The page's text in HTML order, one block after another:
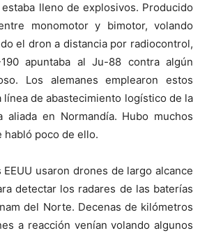
lleno de explosivos. Producido
monomotor y bimotor, volando
el dron a distancia por radiocontrol,
apuntaba al Ju-88 contra algún
Los alemanes emplearon estos
de abastecimiento logístico de la
aliada en Normandía. Hubo muchos
habló poco de ello.
EEUU usaron drones de largo alcance
detectar los radares de las baterías
del Norte. Decenas de kilómetros
a reacción venían volando algunos